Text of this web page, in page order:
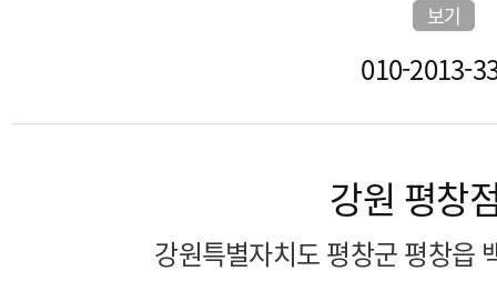
보기
010-2013-
강원 평
강원특별자치도 평창군 평창읍